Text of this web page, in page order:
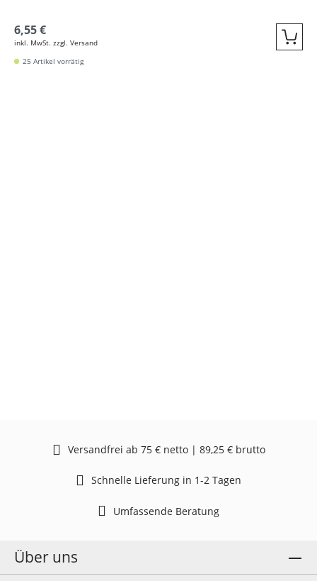
6,55 €
inkl. MwSt. zzgl. Versand
25 Artikel vorrätig
Versandfrei ab 75 € netto | 89,25 € brutto
Schnelle Lieferung in 1-2 Tagen
Umfassende Beratung
Über uns